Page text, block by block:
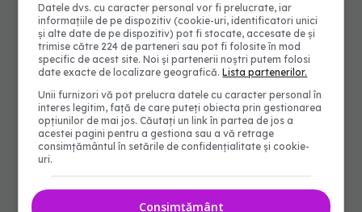
Datele dvs. cu caracter personal vor fi prelucrate, iar
informațiile de pe dispozitiv (cookie-uri, identificatori unici
și alte date de pe dispozitiv) pot fi stocate, accesate de și
trimise către 224 de parteneri sau pot fi folosite în mod
specific de acest site. Noi și partenerii noștri putem folosi
date exacte de localizare geografică.Lista partenerilor.
Unii furnizori vă pot prelucra datele cu caracter personal în
interes legitim, față de care puteți obiecta prin gestionarea
opțiunilor de mai jos. Căutați un link în partea de jos a
acestei pagini pentru a gestiona sau a vă retrage
consimțământul în setările de confidențialitate și cookie-
uri.
Consimțământ